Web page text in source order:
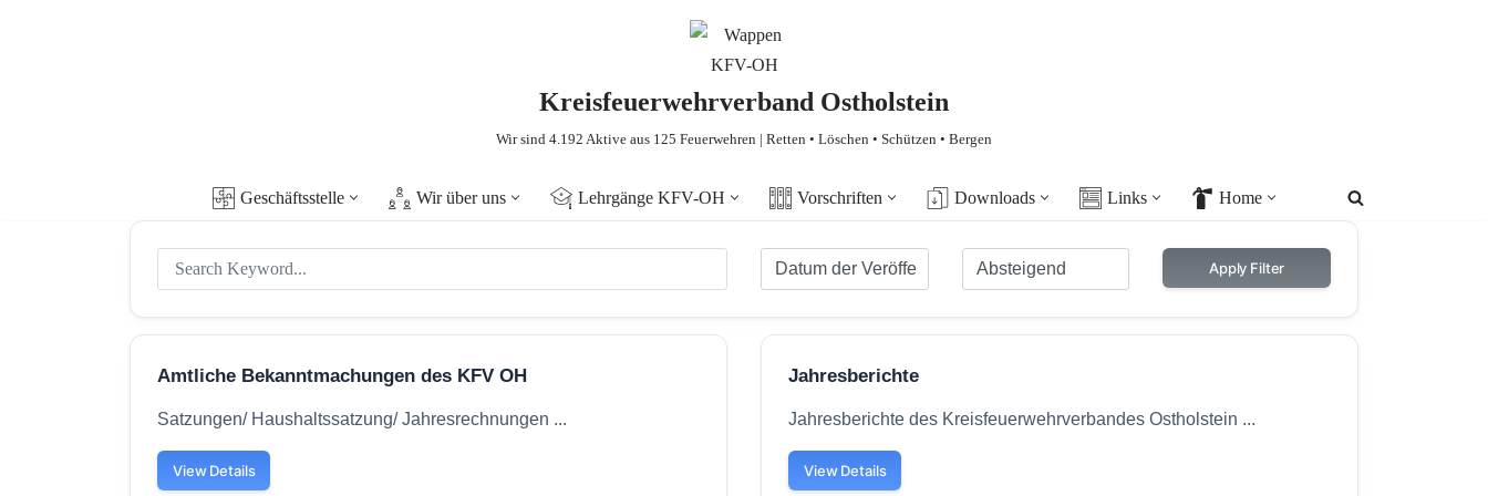
Kreisfeuerwehrverband Ostholstein
Wir sind 4.192 Aktive aus 125 Feuerwehren | Retten • Löschen • Schützen • Bergen
Geschäftsstelle Wir über uns Lehrgänge KFV-OH Vorschriften Downloads Links Home
Apply Filter
Amtliche Bekanntmachungen des KFV OH
Satzungen/ Haushaltssatzung/ Jahresrechnungen ...
View Details
Jahresberichte
Jahresberichte des Kreisfeuerwehrverbandes Ostholstein ...
View Details